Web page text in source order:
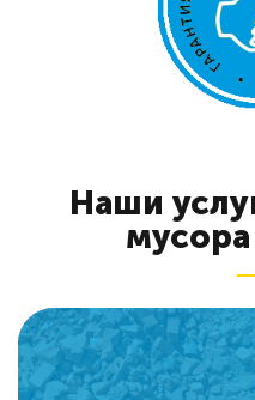
Наши